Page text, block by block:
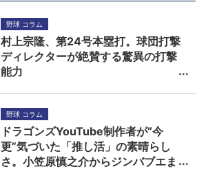
野球 コラム
村上宗隆、第24号本塁打。球団打撃
ディレクターが絶賛する驚異の打撃
能力
野球 コラム
ドラゴンズYouTube制作者が“今
更”気づいた「推し活」の素晴らし
さ。小笠原慎之介からジンバブエま